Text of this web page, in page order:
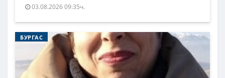
03.08.2026 09:35ч.
БУРГАС